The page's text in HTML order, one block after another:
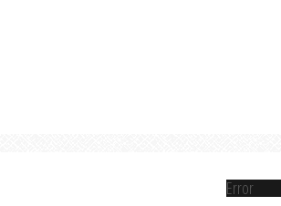
Error